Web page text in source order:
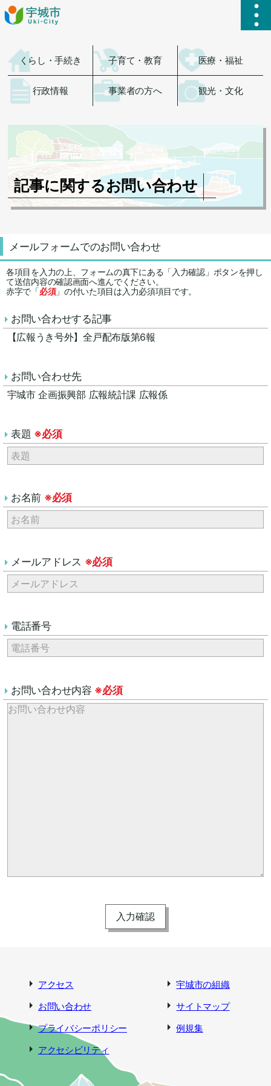
ハ
くらし・手続き 子育て・教育 医療・福祉
行政情報 事業者の方へ 観光・文化
記事に関するお問い合わせ
メールフォームでのお問い合わせ
各項目を入力の上、フォームの真下にある「入力確認」ボタンを押し
て送信内容の確認画面へ進んでください。
赤字で「必須」の付いた項目は入力必須項目です。
お問い合わせする記事
【広報うき号外】全戸配布版第6報
お問い合わせ先
宇城市 企画振興部 広報統計課 広報係
表題 ※必須
お名前 ※必須
メールアドレス ※必須
電話番号
お問い合わせ内容 ※必須
アクセス
宇城市の組織
お問い合わせ
サイトマップ
プライバシーポリシー
例規集
アクセシビリティ